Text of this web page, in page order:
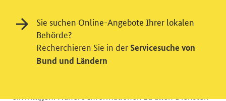
Wir bitten Sie an dieser Stelle um Ihre Einwilligung für
verschiedene Zusatzdienste unserer Webseite: Wir
möchten die Nutzeraktivität mit Hilfe
datenschutzfreundlicher Statistiken verstehen, um
Sie suchen Online-Angebote Ihrer lokalen
Behörde?
Recherchieren Sie in der Servicesuche von
Bund und Ländern